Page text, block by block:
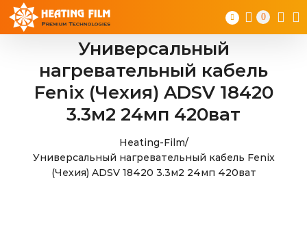
Skip
0
Универсальный
нагревательный кабель
Fenix (Чехия) ADSV 18420
3.3м2 24мп 420ват
Heating-Film/
Универсальный нагревательный кабель Fenix
(Чехия) ADSV 18420 3.3м2 24мп 420ват